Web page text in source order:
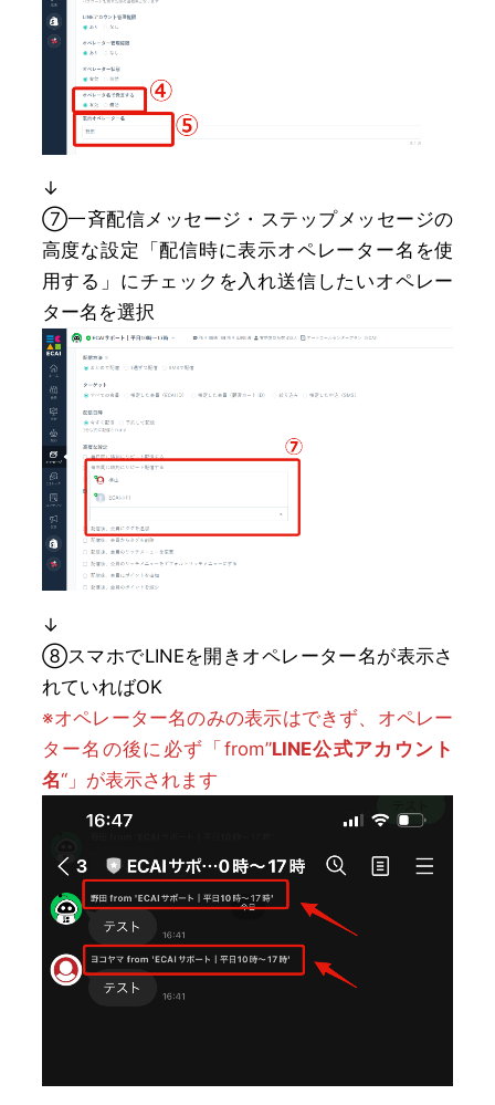
↓
⑦一斉配信メッセージ・ステップメッセージの
高度な設定「配信時に表示オペレーター名を使
用する」にチェックを入れ送信したいオペレー
ター名を選択
↓
⑧スマホでLINEを開きオペレーター名が表示さ
れていればOK
※オペレーター名のみの表示はできず、オペレー
ター名の後に必ず「from”LINE公式アカウント
名“」が表示されます